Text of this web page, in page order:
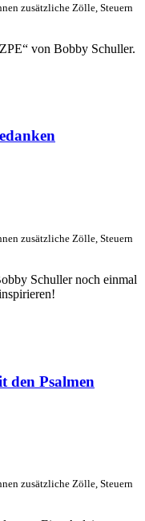
zusätzliche Zölle, Steuern
von Bobby Schuller.
zusätzliche Zölle, Steuern
Schuller noch einmal
den Psalmen
zusätzliche Zölle, Steuern